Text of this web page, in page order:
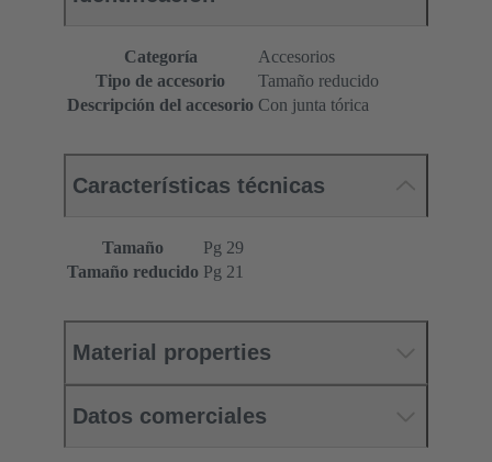
Categoría
Accesorios
Tipo de accesorio
Tamaño reducido
Descripción del accesorio Con junta tórica
Características técnicas
Tamaño
Pg 29
Tamaño reducido Pg 21
Material properties
Datos comerciales